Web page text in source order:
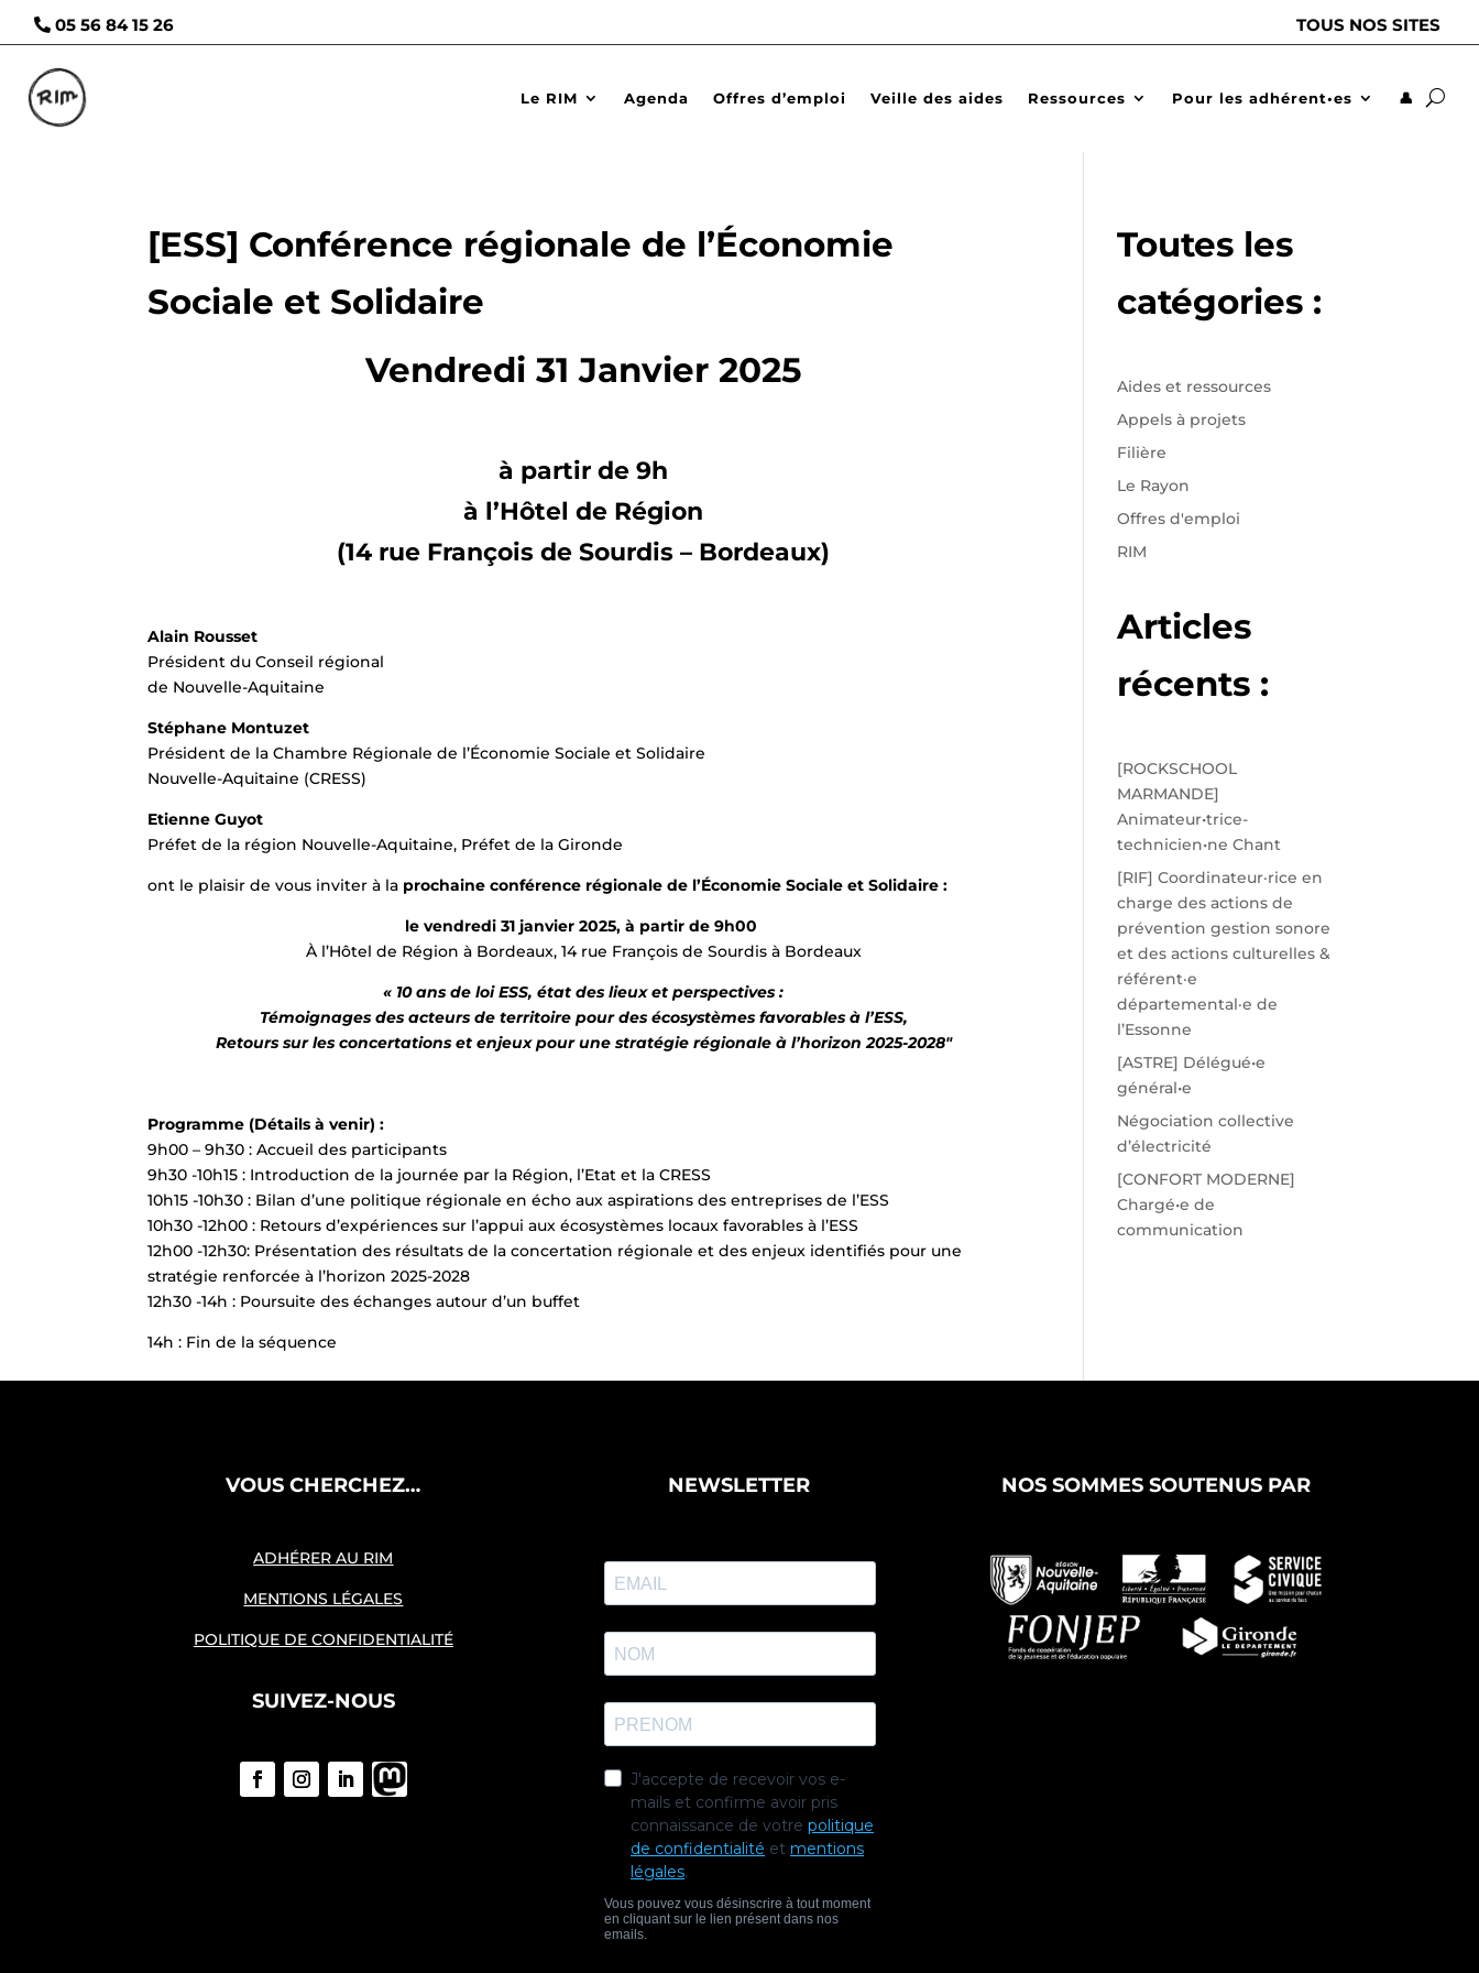
05 56 84 15 26 TOUS NOS SITES
Le RIM Agenda Offres d’emploi Veille des aides Ressources Pour les adhérent•es 👤
[ESS] Conférence régionale de l’Économie
Sociale et Solidaire
Vendredi 31 Janvier 2025
à partir de 9h
à l’Hôtel de Région
(14 rue François de Sourdis – Bordeaux)
Alain Rousset
Président du Conseil régional
de Nouvelle-Aquitaine
Stéphane Montuzet
Président de la Chambre Régionale de l’Économie Sociale et Solidaire
Nouvelle-Aquitaine (CRESS)
Etienne Guyot
Préfet de la région Nouvelle-Aquitaine, Préfet de la Gironde
ont le plaisir de vous inviter à la prochaine conférence régionale de l’Économie Sociale et Solidaire :
le vendredi 31 janvier 2025, à partir de 9h00
À l’Hôtel de Région à Bordeaux, 14 rue François de Sourdis à Bordeaux
« 10 ans de loi ESS, état des lieux et perspectives :
Témoignages des acteurs de territoire pour des écosystèmes favorables à l’ESS,
Retours sur les concertations et enjeux pour une stratégie régionale à l’horizon 2025-2028″
Programme (Détails à venir) :
9h00 – 9h30 : Accueil des participants
9h30 -10h15 : Introduction de la journée par la Région, l’Etat et la CRESS
10h15 -10h30 : Bilan d’une politique régionale en écho aux aspirations des entreprises de l’ESS
10h30 -12h00 : Retours d’expériences sur l’appui aux écosystèmes locaux favorables à l’ESS
12h00 -12h30: Présentation des résultats de la concertation régionale et des enjeux identifiés pour une
stratégie renforcée à l’horizon 2025-2028
12h30 -14h : Poursuite des échanges autour d’un buffet
14h : Fin de la séquence
Toutes les
catégories :
Aides et ressources
Appels à projets
Filière
Le Rayon
Offres d'emploi
RIM
Articles
récents :
[ROCKSCHOOL
MARMANDE]
Animateur•trice-
technicien•ne Chant
[RIF] Coordinateur·rice en
charge des actions de
prévention gestion sonore
et des actions culturelles &
référent·e
départemental·e de
l’Essonne
[ASTRE] Délégué•e
général•e
Négociation collective
d’électricité
[CONFORT MODERNE]
Chargé•e de
communication
VOUS CHERCHEZ…
ADHÉRER AU RIM
MENTIONS LÉGALES
POLITIQUE DE CONFIDENTIALITÉ
SUIVEZ-NOUS
NEWSLETTER NOS SOMMES SOUTENUS PAR